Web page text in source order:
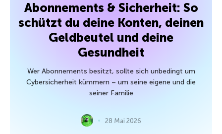
Abonnements & Sicherheit: So
schützt du deine Konten, deinen
Geldbeutel und deine
Gesundheit
Wer Abonnements besitzt, sollte sich unbedingt um
Cybersicherheit kümmern – um seine eigene und die
seiner Familie
28 Mai 2026